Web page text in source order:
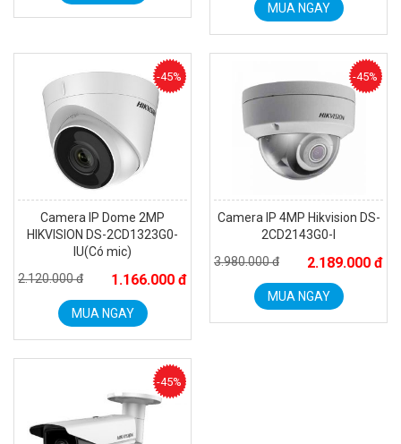
MUA NGAY
Camera IP Dome 2MP
HIKVISION DS-2CD1323G0-
IU(Có mic)
2.120.000 đ
1.166.000 đ
-45%
MUA NGAY
Camera IP 4MP Hikvision DS-
2CD2143G0-I
3.980.000 đ
2.189.000 đ
-45%
MUA NGAY
-45%
Camera WiFi quay quét thông minh 2MP EZVIZ H8C
MUA NGAY
Camera WiFi EZVIZ H8C 2K 4MP tích hợp Ai thông minh
1.939.000 đ
MUA NGAY